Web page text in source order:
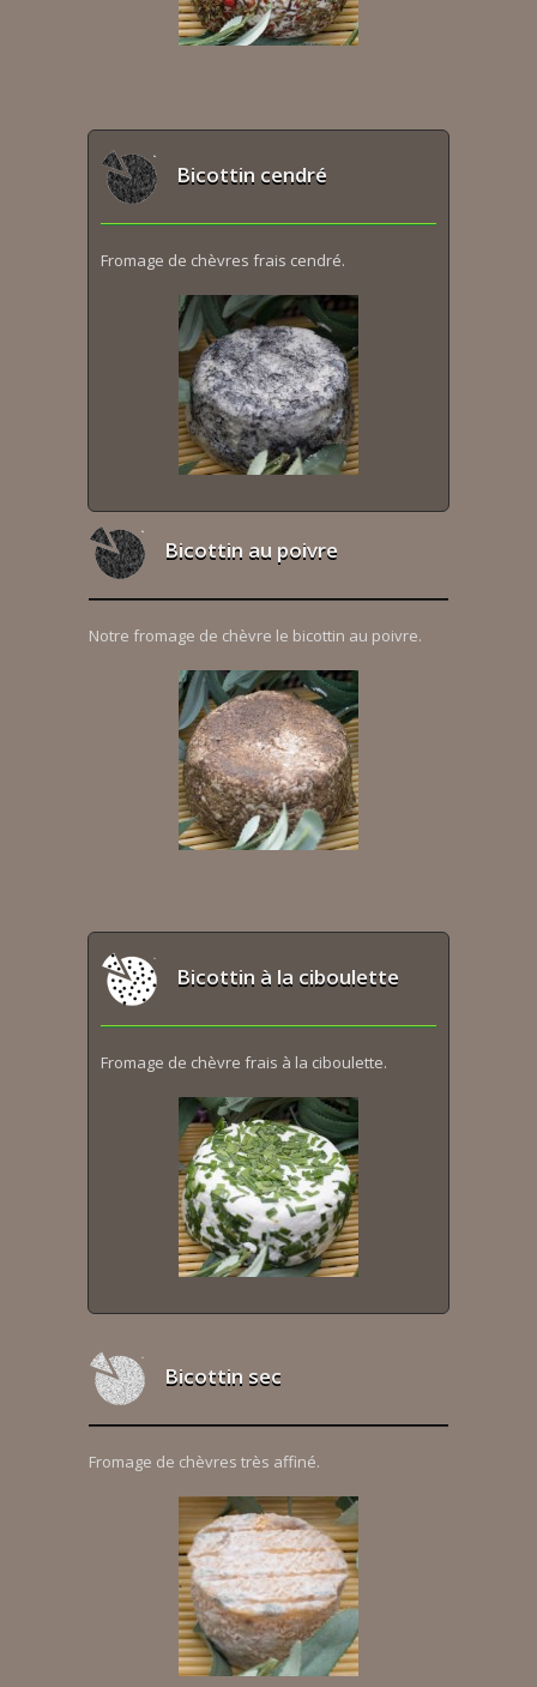
Bicottin cendré
Fromage de chèvres frais cendré.
Bicottin au poivre
Notre fromage de chèvre le bicottin au poivre.
Bicottin à la ciboulette
Fromage de chèvre frais à la ciboulette.
Bicottin sec
Fromage de chèvres très affiné.